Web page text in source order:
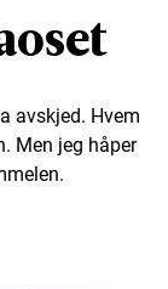
avskjed. Hvem
Men jeg håper